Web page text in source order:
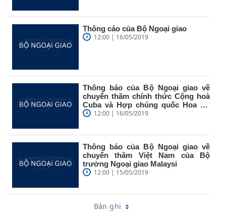
Thông cáo của Bộ Ngoại giao
12:00 | 16/05/2019
Thông báo của Bộ Ngoại giao về
chuyến thăm chính thức Cộng hoà
Cuba và Hợp chúng quốc Hoa Kỳ
của...12:00 | 16/05/2019
Thông báo của Bộ Ngoại giao về
chuyến thăm Việt Nam của Bộ
trưởng Ngoại giao Malaysi
12:00 | 15/05/2019
Bản ghi